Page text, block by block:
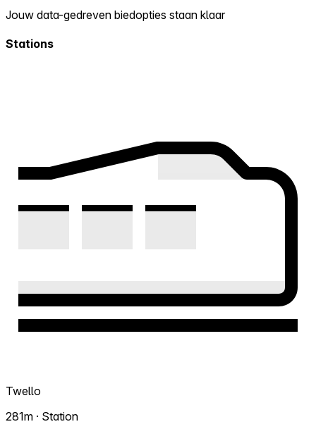
Jouw data-gedreven biedopties staan klaar
Stations
Twello
281m · Station